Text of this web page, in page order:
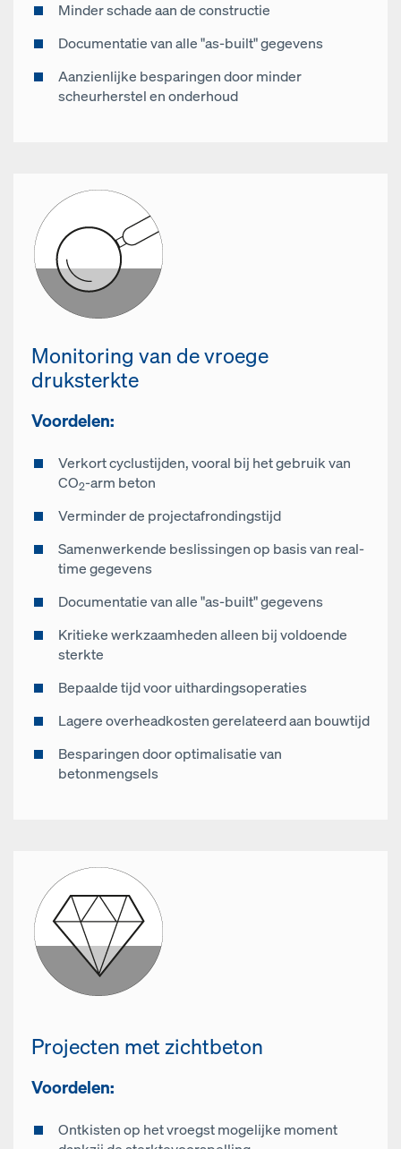
Minder schade aan de constructie
Documentatie van alle "as-built" gegevens
Aanzienlijke besparingen door minder
scheurherstel en onderhoud
Monitoring van de vroege
druksterkte
Voordelen:
Verkort cyclustijden, vooral bij het gebruik van
CO2-arm beton
Verminder de projectafrondingstijd
Samenwerkende beslissingen op basis van real-
time gegevens
Documentatie van alle "as-built" gegevens
Kritieke werkzaamheden alleen bij voldoende
sterkte
Bepaalde tijd voor uithardingsoperaties
Lagere overheadkosten gerelateerd aan bouwtijd
Besparingen door optimalisatie van
betonmengsels
Projecten met zichtbeton
Voordelen:
Ontkisten op het vroegst mogelijke moment